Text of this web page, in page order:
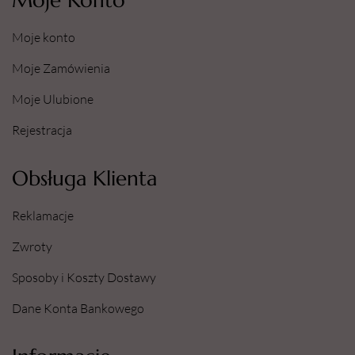
Moje konto
Moje Zamówienia
Moje Ulubione
Rejestracja
Obsługa Klienta
Reklamacje
Zwroty
Sposoby i Koszty Dostawy
Dane Konta Bankowego